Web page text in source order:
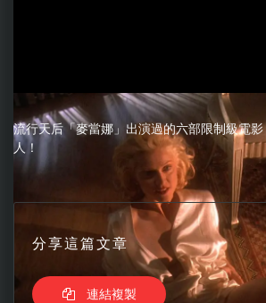
流行天后「麥當娜」出演過的六部限制級電
人！
分享這篇文章
連結複製